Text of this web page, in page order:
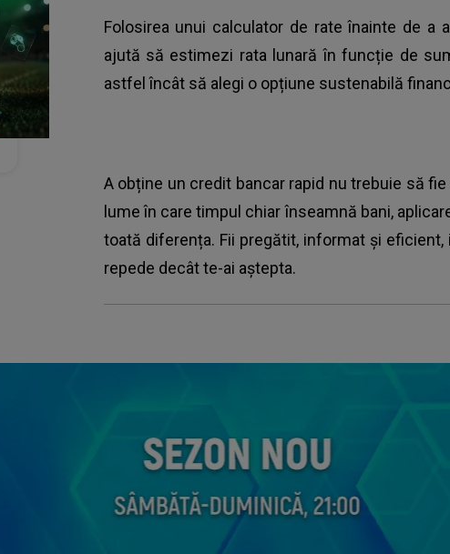
Folosirea unui calculator de rate înainte de a
ajută să estimezi rata lunară în funcție de
astfel încât să alegi o opțiune sustenabilă
A obține un credit bancar rapid nu trebuie să
lume în care timpul chiar înseamnă bani,
toată diferența. Fii pregătit, informat și
repede decât te-ai aștepta.